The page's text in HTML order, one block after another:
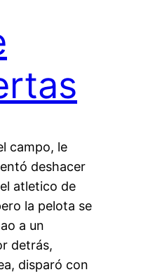
campo, le
deshacer
atletico de
la pelota se
a un
detrás,
disparó con